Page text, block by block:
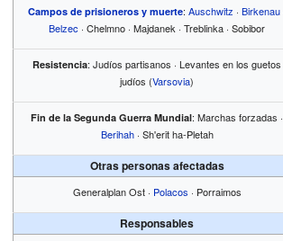
Campos de prisioneros y muerte:Auschwitz ·Birkenau
Belzec · Chelmno · Majdanek · Treblinka · Sobibor
Resistencia: Judíos partisanos · Levantes en los guetos
judíos (Varsovia)
Fin de la Segunda Guerra Mundial: Marchas forzadas ·
Berihah· Sh'erit ha-Pletah
Otras personas afectadas
Generalplan Ost · Polacos · Porraimos
Responsables